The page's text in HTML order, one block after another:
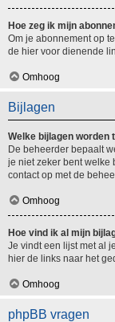
Hoe zeg ik mijn
Om je abonnement op
de hier voor dienende
Omhoog
Bijlagen
Welke bijlagen worden
De beheerder bepaalt
je niet zeker bent welke
contact op met de
Omhoog
Hoe vind ik al mijn
Je vindt een lijst met al
hier de links naar het
Omhoog
phpBB vragen